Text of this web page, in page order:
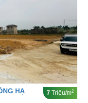
HẠ
7 Triệu/m2